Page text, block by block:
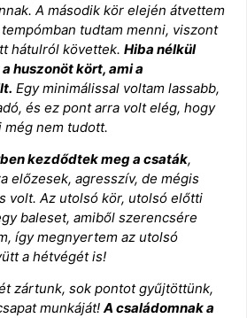
A második kör elején átvettem
tudtam menni, viszont
hátulról követtek. Hiba nélkül
huszonöt kört, ami a
Egy minimálissal voltam lassabb,
és ez pont arra volt elég, hogy
nem tudott.
kezdődtek meg a csaták,
előzesek, agresszív, de mégis
volt. Az utolsó kör, utolsó előtti
baleset, amiből szerencsére
így megnyertem az utolsó
a hétvégét is!
zártunk, sok pontot gyűjtöttünk,
munkáját!A családomnak a